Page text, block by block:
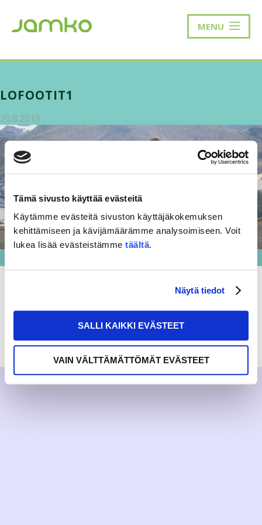
Tämä sivusto käyttää evästeitä
Käytämme evästeitä sivuston käyttäjäkokemuksen
kehittämiseen ja kävijämäärämme analysoimiseen. Voit
lukea lisää evästeistämme täältä.
Näytä tiedot
SALLI KAIKKI EVÄSTEET
VAIN VÄLTTÄMÄTTÖMÄT EVÄSTEET
MENU
LOFOOTIT1
20.8.2019